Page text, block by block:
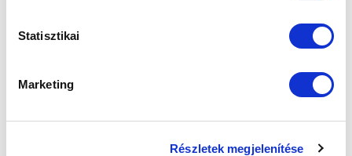
Statisztikai
Marketing
Részletek megjelenítése